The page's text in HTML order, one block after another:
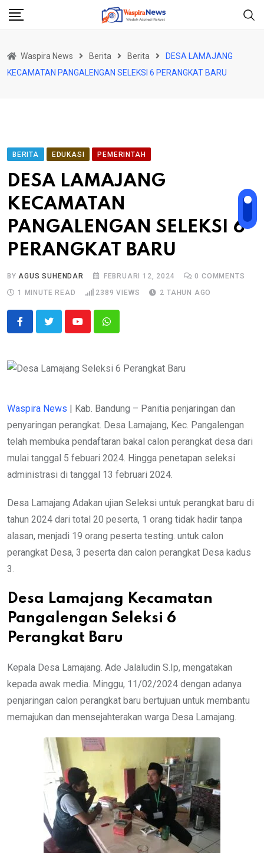
Skip
Waspira News Berita Berita
DESA LAMAJANG
KECAMATAN PANGALENGAN SELEKSI 6 PERANGKAT BARU
BERITA EDUKASI PEMERINTAH
DESA LAMAJANG
KECAMATAN
PANGALENGAN SELEKSI 6
PERANGKAT BARU
BYAGUS SUHENDAR FEBRUARI 12, 2024 0 COMMENTS
1 MINUTE READ
2389 VIEWS 2 TAHUN AGO
YoutubeWhatsapp
Waspira News | Kab. Bandung – Panitia penjaringan dan
penyaringan perangkat. Desa Lamajang, Kec. Pangalengan
telah membuka pendaftaran bakal calon perangkat desa dari
mulai tanggal 5 febuari 2024. Hingga penetapan seleksi
administrasi di tanggal 13 februari 2024.
Desa Lamajang Adakan ujian Seleksi untuk perangkat baru di
tahun 2024 dari total 20 peserta, 1 orang tidak hadir tanpa
alasan, menjadi 19 orang peserta testing. untuk calon
perangkat Desa, 3 peserta dan calon perangkat Desa kadus
3.
Desa Lamajang Kecamatan
Pangalengan Seleksi 6
Perangkat Baru
Kepala Desa Lamajang. Ade Jalaludin S.Ip, mengatakan
kepada awak media. Minggu, 11/02/2024 dengan adanya
penjaringan calon perangkat baru bertujuan untuk membantu
memajukan dan mensejahterakan warga Desa Lamajang.